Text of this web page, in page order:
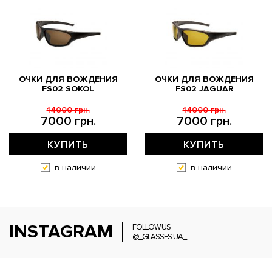
ОЧКИ ДЛЯ ВОЖДЕНИЯ
FS02 SOKOL
7000 грн.
14000 грн.
КУПИТЬ
в наличии
ОЧКИ ДЛЯ ВОЖДЕНИЯ
FS02 JAGUAR
7000 грн.
14000 грн.
КУПИТЬ
в наличии
INSTAGRAM
FOLLOW US
@_GLASSES.UA_